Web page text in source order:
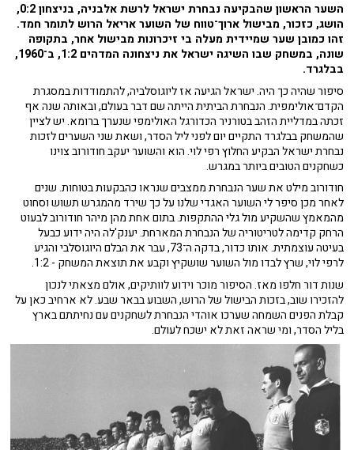
השער הראשון שהבקיעה נבחרת ישראל לרשת אלבניה, בניצחון 0:2,
הושג, כזכור, מבישול ארוך־טווח של השוער אריאל הרוש לתומר חמד.
זהו כמובן שער שמיידית מעלה בי זיכרונות מבישול אחר, בתקופה
שונה, במשחק שבו השיגה ישראל את ניצחונה המדהים 1:2, ב־1960,
בבלגרד.
סיפור שהיה כך היה. ישראל הגיעה אז ליוגוסלביה, להתמודדות במסגרת
הקדם־אולימפית. הנבחרת הביתית הייתה שם דבר בעולם, ובאותה שנה אף
זכתה במדליית הזהב בטורניר הכדורגל האולימפי שנערך ברומא. יש לציין
שהמשחק בבלגרד התקיים יום לפני ליל הסדר, ושאת שני השערים לזכות
נבחרת ישראל הבקיע החלוץ רפי לוי. הוא והשוער יעקב חודורוב צוינו
כשחקנים הטובים ביותר במגרש.
חודורוב מילט את שער הנבחרת ממצבים שנראו כהבקעות בטוחות. שנים
לאחר מכן סיפר לי השוער האגדי שלנו על כך שירד מהמגרש תשוש וסחוט
מהמאמץ שהשקיע מול גלי ההתקפות. בתום אחת מהן מיהר חודורוב לבעוט
הרחק קדימה לטריטוריה של הנבחרת המארחת. יענק'לה היה ידוע כבעל
בעיטה עוצמתית. אותו כדור, בדקה ה־73, עבר את הבלם היוגוסלבי והגיע
לרפי לוי, שרץ לבדו מול השוער שושקיץ וקבע את תוצאת המשחק - 1:2.
שנות דור חלפו מאז. הסיפור מוכר וידוע לוותיקים, אולם מצאתי לנכון
להזכירו שוב, בזכות הבישול של הרוש, השבוע בבאר שבע. לא ארחיב כאן על
קבלת הפנים השמחה שערכו אוהדי הנבחרת לשחקנים עם נחיתתם בארץ
בליל הסדר, ומי שראה זאת לא ישכח לעולם.